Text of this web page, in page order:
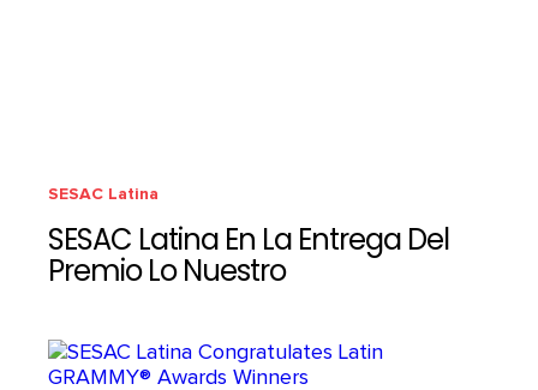
SESAC Latina
SESAC Latina En La Entrega Del
Premio Lo Nuestro